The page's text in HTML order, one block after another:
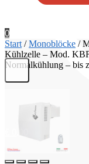
0
Start /Monoblöcke /
Kühlzelle – Mod.
Normalkühlung – bis